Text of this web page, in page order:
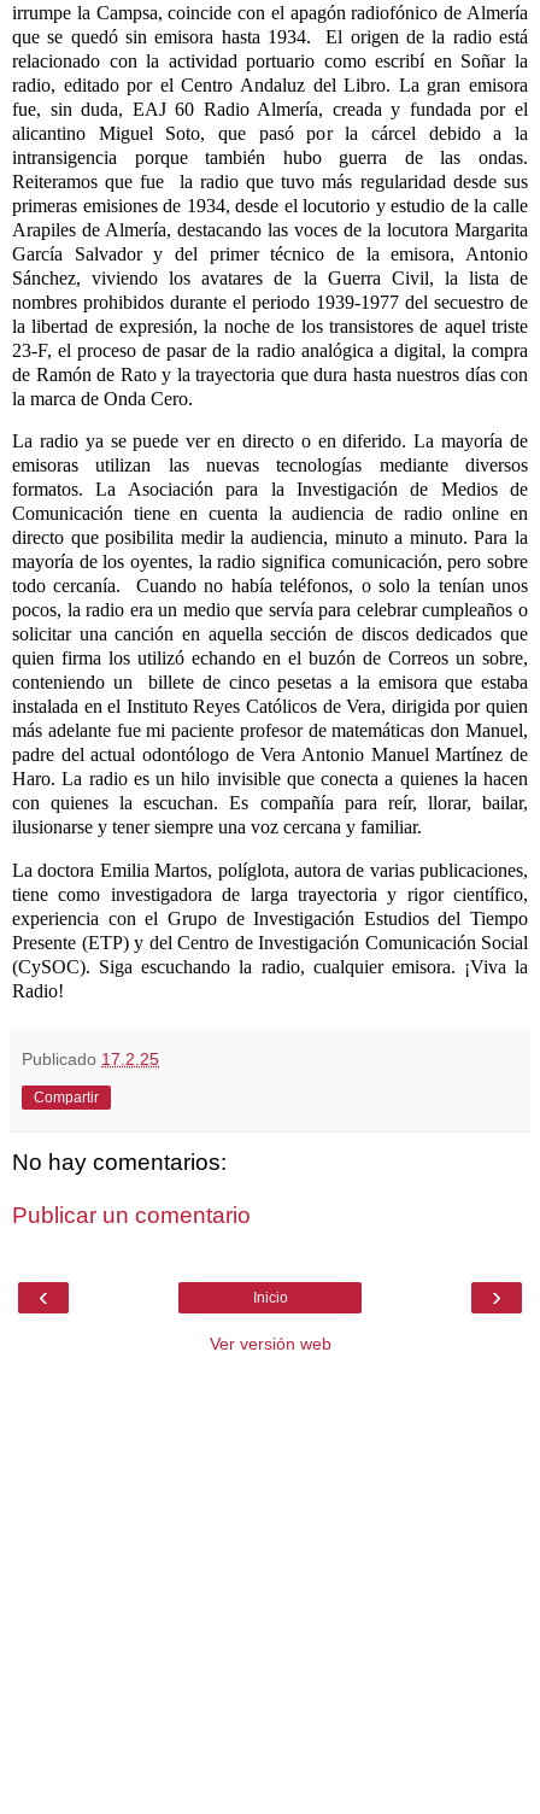
irrumpe la Campsa, coincide con el apagón radiofónico de Almería
que se quedó sin emisora hasta 1934. El origen de la radio está
relacionado con la actividad portuario como escribí en Soñar la
radio, editado por el Centro Andaluz del Libro. La gran emisora
fue, sin duda, EAJ 60 Radio Almería, creada y fundada por el
alicantino Miguel Soto, que pasó por la cárcel debido a la
intransigencia porque también hubo guerra de las ondas.
Reiteramos que fue la radio que tuvo más regularidad desde sus
primeras emisiones de 1934, desde el locutorio y estudio de la calle
Arapiles de Almería, destacando las voces de la locutora Margarita
García Salvador y del primer técnico de la emisora, Antonio
Sánchez, viviendo los avatares de la Guerra Civil, la lista de
nombres prohibidos durante el periodo 1939-1977 del secuestro de
la libertad de expresión, la noche de los transistores de aquel triste
23-F, el proceso de pasar de la radio analógica a digital, la compra
de Ramón de Rato y la trayectoria que dura hasta nuestros días con
la marca de Onda Cero.
La radio ya se puede ver en directo o en diferido. La mayoría de
emisoras utilizan las nuevas tecnologías mediante diversos
formatos. La Asociación para la Investigación de Medios de
Comunicación tiene en cuenta la audiencia de radio online en
directo que posibilita medir la audiencia, minuto a minuto. Para la
mayoría de los oyentes, la radio significa comunicación, pero sobre
todo cercanía. Cuando no había teléfonos, o solo la tenían unos
pocos, la radio era un medio que servía para celebrar cumpleaños o
solicitar una canción en aquella sección de discos dedicados que
quien firma los utilizó echando en el buzón de Correos un sobre,
conteniendo un billete de cinco pesetas a la emisora que estaba
instalada en el Instituto Reyes Católicos de Vera, dirigida por quien
más adelante fue mi paciente profesor de matemáticas don Manuel,
padre del actual odontólogo de Vera Antonio Manuel Martínez de
Haro. La radio es un hilo invisible que conecta a quienes la hacen
con quienes la escuchan. Es compañía para reír, llorar, bailar,
ilusionarse y tener siempre una voz cercana y familiar.
La doctora Emilia Martos, políglota, autora de varias publicaciones,
tiene como investigadora de larga trayectoria y rigor científico,
experiencia con el Grupo de Investigación Estudios del Tiempo
Presente (ETP) y del Centro de Investigación Comunicación Social
(CySOC). Siga escuchando la radio, cualquier emisora. ¡Viva la
Radio!
Publicado 17.2.25
Compartir
No hay comentarios:
Publicar un comentario
‹ ›
Inicio
Ver versión web